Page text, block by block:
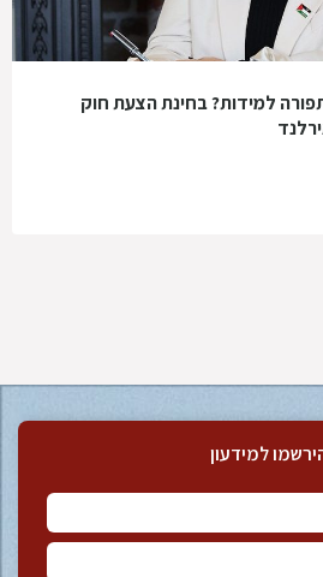
למידות? בחינת הצעת חוק
למידעון